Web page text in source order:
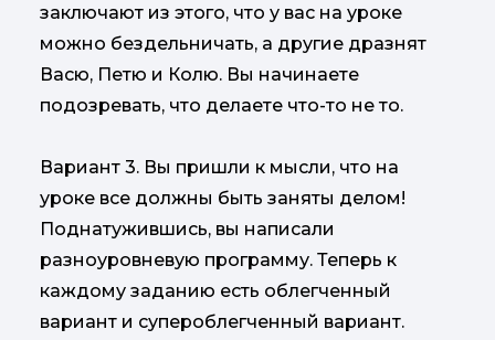
заключают из этого, что у вас на уроке
можно бездельничать, а другие дразнят
Васю, Петю и Колю. Вы начинаете
подозревать, что делаете что-то не то.
Вариант 3. Вы пришли к мысли, что на
уроке все должны быть заняты делом!
Поднатужившись, вы написали
разноуровневую программу. Теперь к
каждому заданию есть облегченный
вариант и супероблегченный вариант.